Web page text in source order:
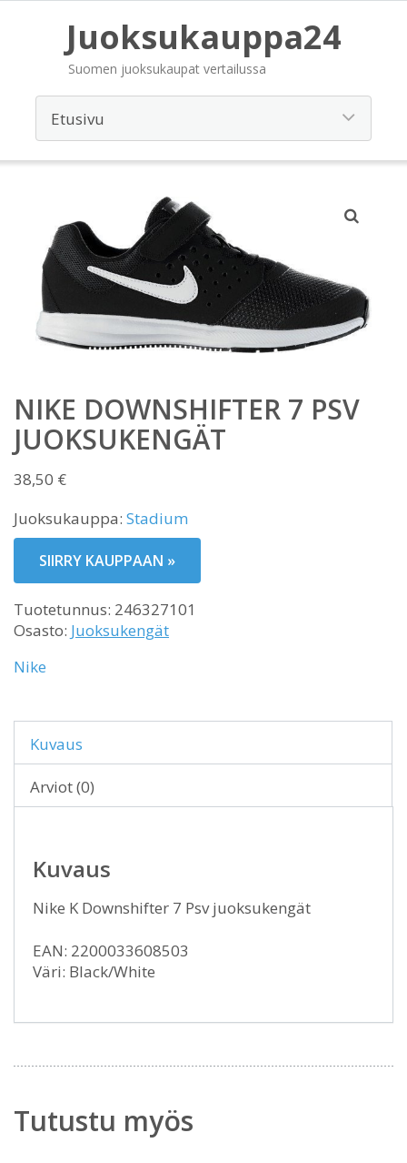
Juoksukauppa24
Suomen juoksukaupat vertailussa
NIKE DOWNSHIFTER 7 PSV
JUOKSUKENGÄT
38,50 €
Juoksukauppa: Stadium
SIIRRY KAUPPAAN »
Tuotetunnus: 246327101
Osasto: Juoksukengät
Nike
Kuvaus
Arviot (0)
Kuvaus
Nike K Downshifter 7 Psv juoksukengät
EAN: 2200033608503
Väri: Black/White
Tutustu myös